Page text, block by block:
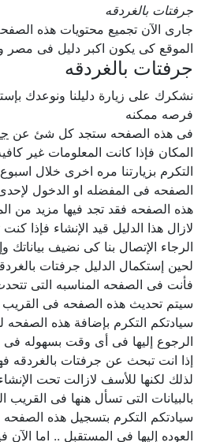
جرفتات بالغردقه
جارى الآن تجميع محتويات هذه
الموقع كى يكون اكبر دليل فى مصر
جرفتات بالغردقه
نشكرك على زيارة دليلنا ونوعدك
فرصه ممكنه
فى هذه الصفحه ستجد كل شئ عن
المكان فإذا كانت المعلومات غير
التكرم بزيارتنا مره اخرى خلال
الصفحه فى المفضله او الدخول
هذه الصفحه فقد تجد فيها مزيد من
لازال هذا الدليل قيد الإنشاء فإذا
الرجاء الإتصال بنا كى نضيف بياناتك
لحين إستكمال الدليل جرفتات
فأنت فى الصفحه المناسبه التى
سيتم تحديث هذه الصفحه فى القريب
سيادتكم التكرم بإضافة هذه الصفحه
الرجوع إليها فى أى وقت بسهوله فى
إذا انت تبحث عن جرفتات بالغردقه
لذلك لكنها للأسف لازالت تحت الإنشاء
بالبيانات التى تسأل هنها فى القريب
سيادتكم التكرم بتسجيل هذه الصفحه
العوده إليها فى المستقبل .. اما الآن